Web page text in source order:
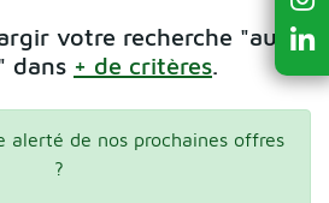
votre recherche "aux
dans + de critères.
alerté de nos prochaines offres
?